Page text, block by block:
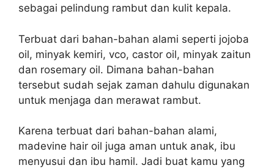
sebagai pelindung rambut dan kulit kepala.
Terbuat dari bahan-bahan alami seperti jojoba
oil, minyak kemiri, vco, castor oil, minyak zaitun
dan rosemary oil. Dimana bahan-bahan
tersebut sudah sejak zaman dahulu digunakan
untuk menjaga dan merawat rambut.
Karena terbuat dari bahan-bahan alami,
madevine hair oil juga aman untuk anak, ibu
menyusui dan ibu hamil. Jadi buat kamu yang